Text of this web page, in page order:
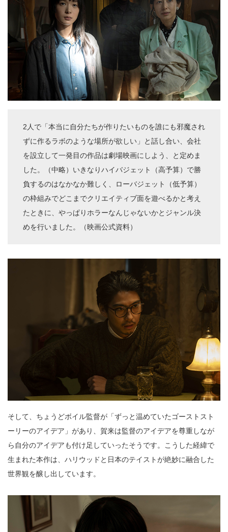
2人で「本当に自分たちが作りたいものを誰にも邪魔され
ずに作るラボのような場所が欲しい」と話し合い、会社
を設立して一発目の作品は劇場映画にしよう、と定めま
した。（中略）いきなりハイバジェット（高予算）で勝
負するのはなかなか難しく、ローバジェット（低予算）
の枠組みでどこまでクリエイティブ面を遊べるかと考え
たときに、やっぱりホラーなんじゃないかとジャンル決
めを行いました。（映画公式資料）
そして、ちょうどボイル監督が「ずっと温めていたゴーストスト
ーリーのアイデア」があり、賀来は監督のアイデアを尊重しなが
ら自分のアイデアも付け足していったそうです。こうした経緯で
生まれた本作は、ハリウッドと日本のテイストが絶妙に融合した
世界観を醸し出しています。